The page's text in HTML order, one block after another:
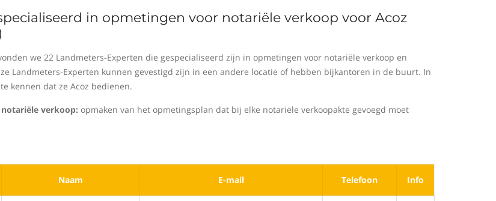
in opmetingen voor notariële verkoop voor Acoz
we 22 Landmeters-Experten die gespecialiseerd zijn in opmetingen voor notariële verkoop en
Landmeters-Experten kunnen gevestigd zijn in een andere locatie of hebben bijkantoren in de buurt. In
kennen dat ze Acoz bedienen.
verkoop: opmaken van het opmetingsplan dat bij elke notariële verkoopakte gevoegd moet
Naam E-mail Telefoon Info